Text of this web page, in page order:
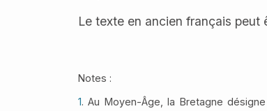
Le texte en ancien français peut
Notes :
1. Au Moyen-Âge, la Bretagne